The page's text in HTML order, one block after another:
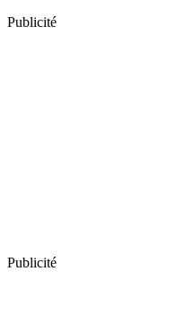
Publicité
Publicité